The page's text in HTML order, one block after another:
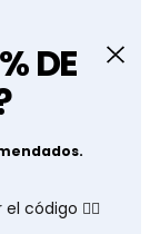
DE
código 👇🏽